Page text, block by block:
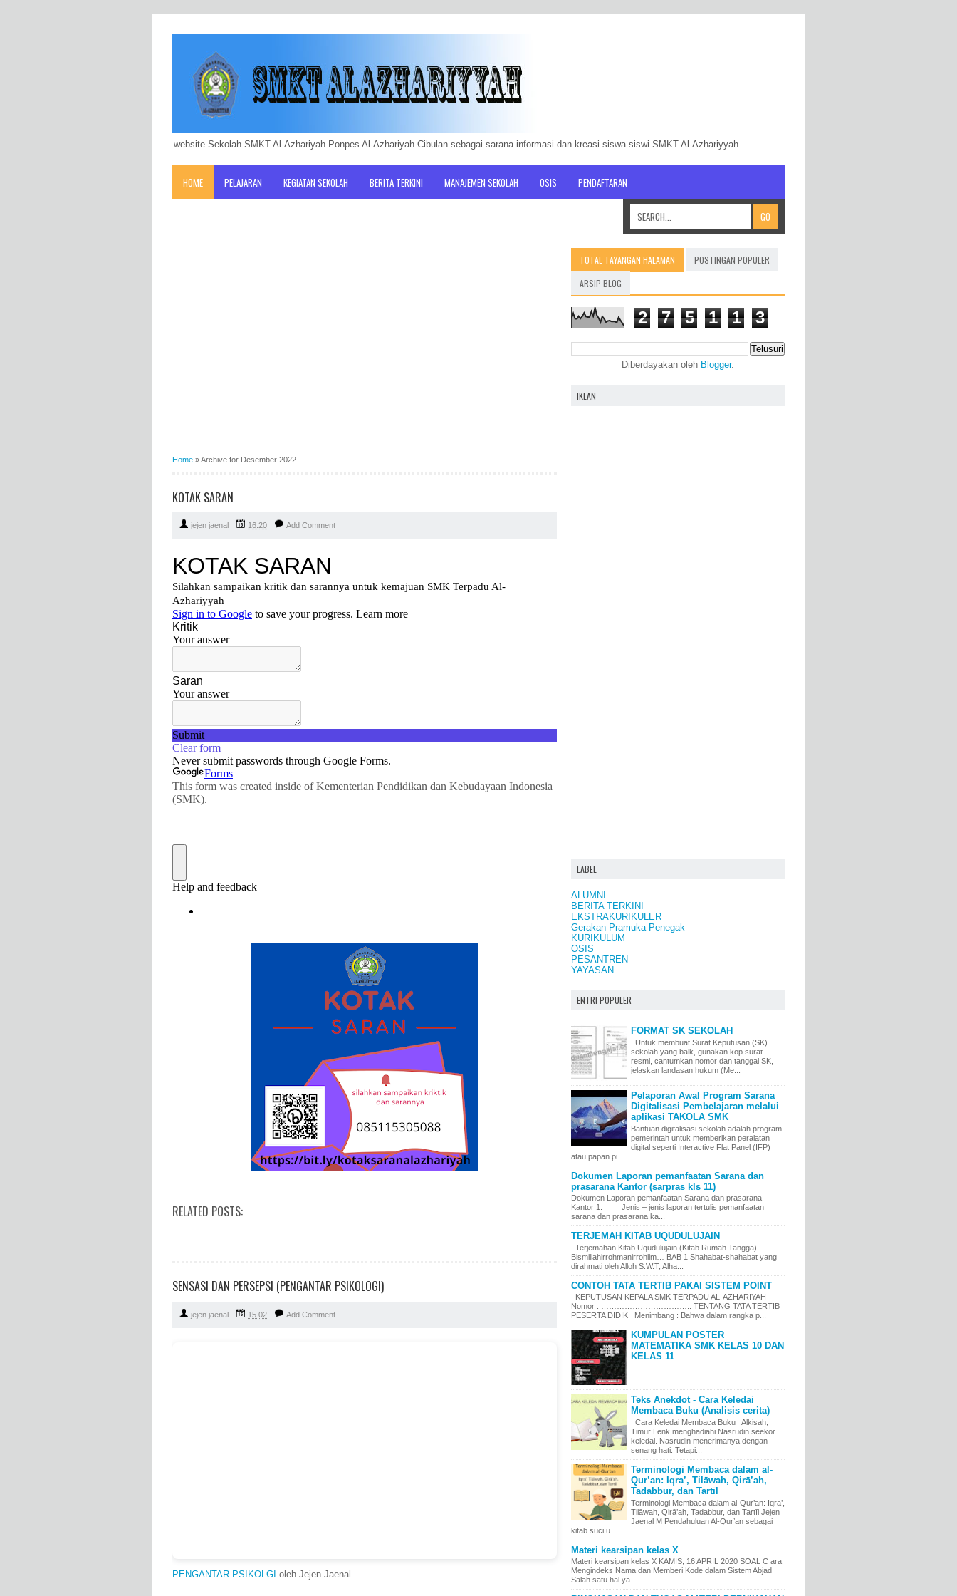
website Sekolah SMKT Al-Azhariyah Ponpes Al-Azhariyah Cibulan sebagai sarana informasi dan kreasi siswa siswi SMKT Al-Azhariyyah
HOME PELAJARAN KEGIATAN SEKOLAH BERITA TERKINI MANAJEMEN SEKOLAH OSIS PENDAFTARAN
Home »Archive for Desember 2022
KOTAK SARAN
jejen jaenal 16.20 Add Comment
RELATED POSTS:
SENSASI DAN PERSEPSI (PENGANTAR PSIKOLOGI)
jejen jaenal 15.02 Add Comment
PENGANTAR PSIKOLGI oleh Jejen Jaenal
TOTAL TAYANGAN HALAMAN
POSTINGAN POPULER
ARSIP BLOG
2 7 5 1 1 3
Diberdayakan oleh Blogger.
IKLAN
LABEL
ALUMNI
BERITA TERKINI
EKSTRAKURIKULER
Gerakan Pramuka Penegak
KURIKULUM
OSIS
PESANTREN
YAYASAN
ENTRI POPULER
FORMAT SK SEKOLAH
Untuk membuat Surat Keputusan (SK)
sekolah yang baik, gunakan kop surat
resmi, cantumkan nomor dan tanggal SK,
jelaskan landasan hukum (Me...
Pelaporan Awal Program Sarana
Digitalisasi Pembelajaran melalui
aplikasi TAKOLA SMK
Bantuan digitalisasi sekolah adalah program
pemerintah untuk memberikan peralatan
digital seperti Interactive Flat Panel (IFP)
atau papan pi...
Dokumen Laporan pemanfaatan Sarana dan
prasarana Kantor (sarpras kls 11)
Dokumen Laporan pemanfaatan Sarana dan prasarana
Kantor 1. Jenis – jenis laporan tertulis pemanfaatan
sarana dan prasarana ka...
TERJEMAH KITAB UQUDULUJAIN
Terjemahan Kitab Uqudulujain (Kitab Rumah Tangga)
Bismillahirrohmanirrohiim… BAB 1 Shahabat-shahabat yang
dirahmati oleh Alloh S.W.T, Alha...
CONTOH TATA TERTIB PAKAI SISTEM POINT
KEPUTUSAN KEPALA SMK TERPADU AL-AZHARIYAH
Nomor : …………………………….. TENTANG TATA TERTIB
PESERTA DIDIK Menimbang : Bahwa dalam rangka p...
KUMPULAN POSTER
MATEMATIKA SMK KELAS 10 DAN
KELAS 11
Teks Anekdot - Cara Keledai
Membaca Buku (Analisis cerita)
Cara Keledai Membaca Buku Alkisah,
Timur Lenk menghadiahi Nasrudin seekor
keledai. Nasrudin menerimanya dengan
senang hati. Tetapi...
Terminologi Membaca dalam al-
Qur’an: Iqra’, Tilāwah, Qirā’ah,
Tadabbur, dan Tartīl
Terminologi Membaca dalam al-Qur’an: Iqra’,
Tilāwah, Qirā’ah, Tadabbur, dan Tartīl Jejen
Jaenal M Pendahuluan Al-Qur’an sebagai
kitab suci u...
Materi kearsipan kelas X
Materi kearsipan kelas X KAMIS, 16 APRIL 2020 SOAL C ara
Mengindeks Nama dan Memberi Kode dalam Sistem Abjad
Salah satu hal ya...